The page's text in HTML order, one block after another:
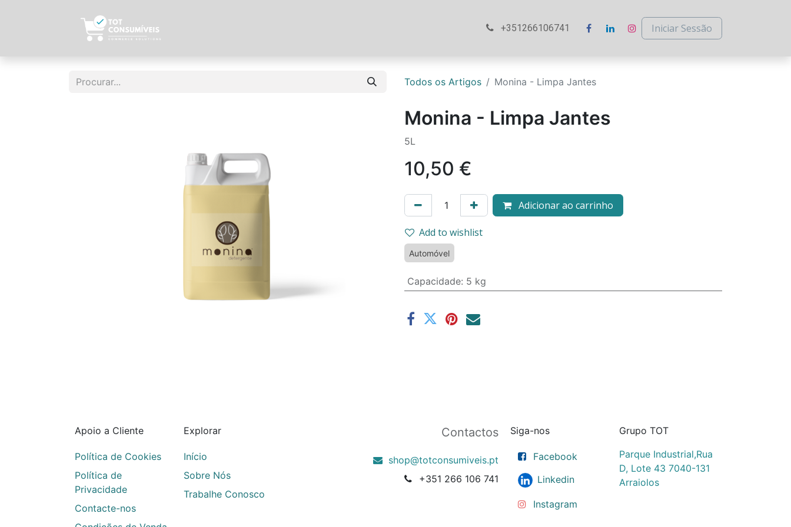
+351266106741 Iniciar Sessão
Todos os Artigos Monina - Limpa Jantes
Monina - Limpa Jantes
5L
10,50 €
Adicionar ao carrinho
Add to wishlist
Automóvel
Capacidade: 5 kg
Grupo TOT
Parque Industrial,Rua
D, Lote 43 7040-131
Arraiolos
Apoio a Cliente
Política de Cookies
Política de
Privacidade
Contacte-nos
Explorar
Início
Sobre Nós
Trabalhe Conosco
Contactos
shop@totconsumiveis.pt
+351 266 106 741
Siga-nos
Facebook
Linkedin
Instagram